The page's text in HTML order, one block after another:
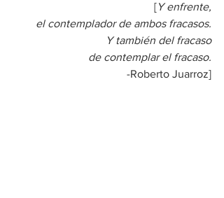
[Y enfrente,
el contemplador de ambos fracasos.
Y también del fracaso
de contemplar el fracaso.
-Roberto Juarroz]